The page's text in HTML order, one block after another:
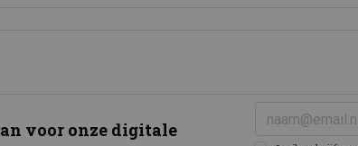
voor onze digitale